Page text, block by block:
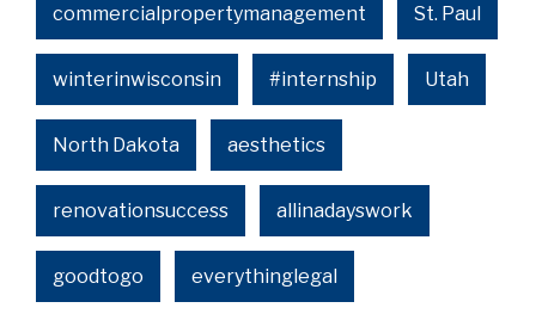
commercialpropertymanagement St. Paul
winterinwisconsin #internship Utah
North Dakota aesthetics
renovationsuccess allinadayswork
goodtogo everythinglegal